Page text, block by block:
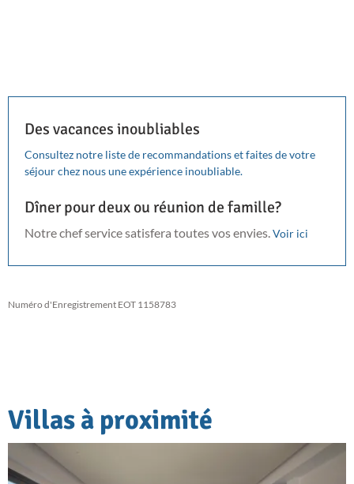
Des vacances inoubliables
Consultez notre liste de recommandations et faites de votre
séjour chez nous une expérience inoubliable.
Dîner pour deux ou réunion de famille?
Notre chef service satisfera toutes vos envies.Voir ici
Numéro d'Enregistrement EOT 1158783
Villas à proximité